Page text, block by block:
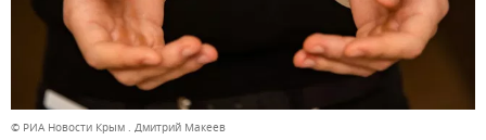
© РИА Новости Крым . Дмитрий Макеев